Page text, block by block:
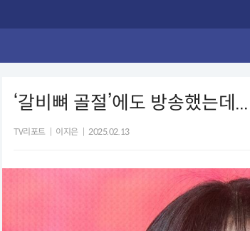
‘갈비뼈 골절’에도 방송했는
TV리포트 이지은 2025.02.13